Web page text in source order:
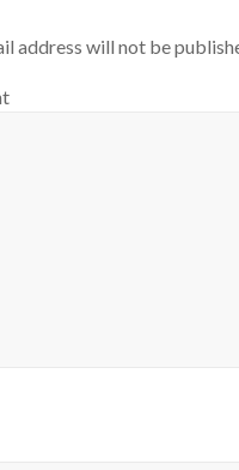
address will not be